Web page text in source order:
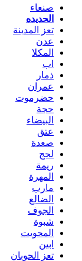
صنعاء
الحديده
تعز المدينة
عدن
المكلا
اب
ذمار
عمران
حضرموت
حجة
البيضاء
عتق
صعدة
لحج
ريمة
المهرة
مارب
الضالع
الجوف
شبوة
المحويت
ابين
تعز الحوبان